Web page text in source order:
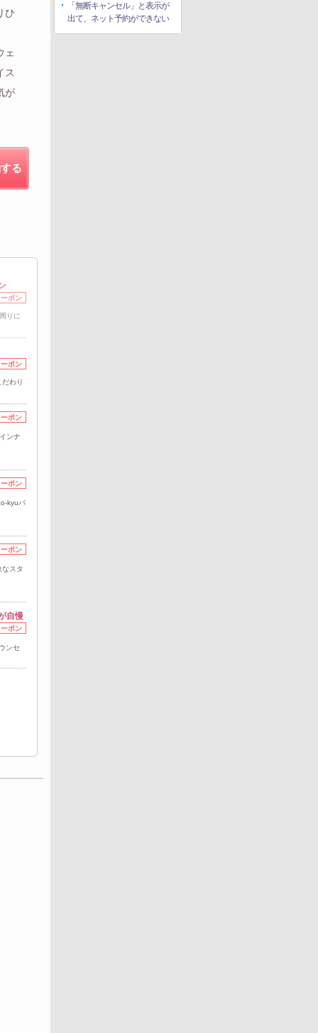
ひ
ェ
ス
が
る
ポン
りに
ポン
わり
ポン
ンナ
ポン
kyuパ
ポン
スタ
自慢
ポン
ンセ
「無断キャンセル」と表示が
出て、ネット予約ができない